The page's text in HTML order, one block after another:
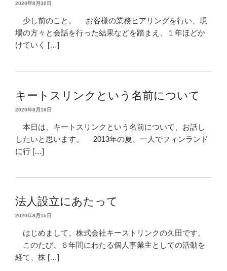
2020年8月30日
少し前のこと。 お客様の業務ヒアリングを行い、現
場の方々と会話を行った結果などを踏まえ、１年ほどか
けていく […]
キートスリンクという名前について
2020年8月16日
本日は、キートスリンクという名前について、お話し
したいと思います。 2013年の夏、一人でフィンランド
に行 […]
法人設立にあたって
2020年8月15日
はじめまして。株式会社キーストリンクの久田です。
このたび、６年間にわたる個人事業主としての活動を
経て、株 […]